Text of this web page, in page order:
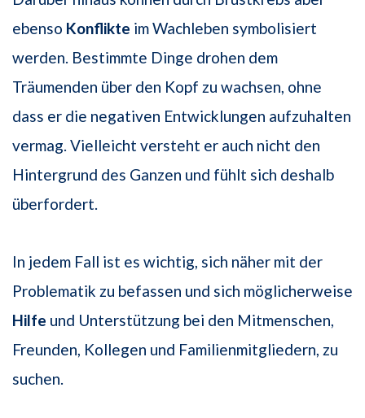
ebenso Konflikte im Wachleben symbolisiert
werden. Bestimmte Dinge drohen dem
Träumenden über den Kopf zu wachsen, ohne
dass er die negativen Entwicklungen aufzuhalten
vermag. Vielleicht versteht er auch nicht den
Hintergrund des Ganzen und fühlt sich deshalb
überfordert.
In jedem Fall ist es wichtig, sich näher mit der
Problematik zu befassen und sich möglicherweise
Hilfe und Unterstützung bei den Mitmenschen,
Freunden, Kollegen und Familienmitgliedern, zu
suchen.